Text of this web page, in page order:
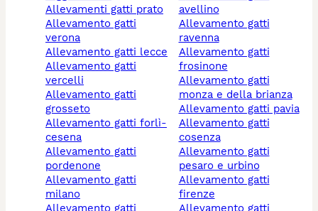
allevamenti gatti prato
allevamento gatti
verona
allevamento gatti lecce
allevamento gatti
vercelli
allevamento gatti
grosseto
allevamento gatti forlì-
cesena
allevamento gatti
pordenone
allevamento gatti
milano
allevamento gatti
avellino
allevamento gatti
ravenna
allevamento gatti
frosinone
allevamento gatti
monza e della brianza
allevamento gatti pavia
allevamento gatti
cosenza
allevamento gatti
pesaro e urbino
allevamento gatti
firenze
allevamento gatti